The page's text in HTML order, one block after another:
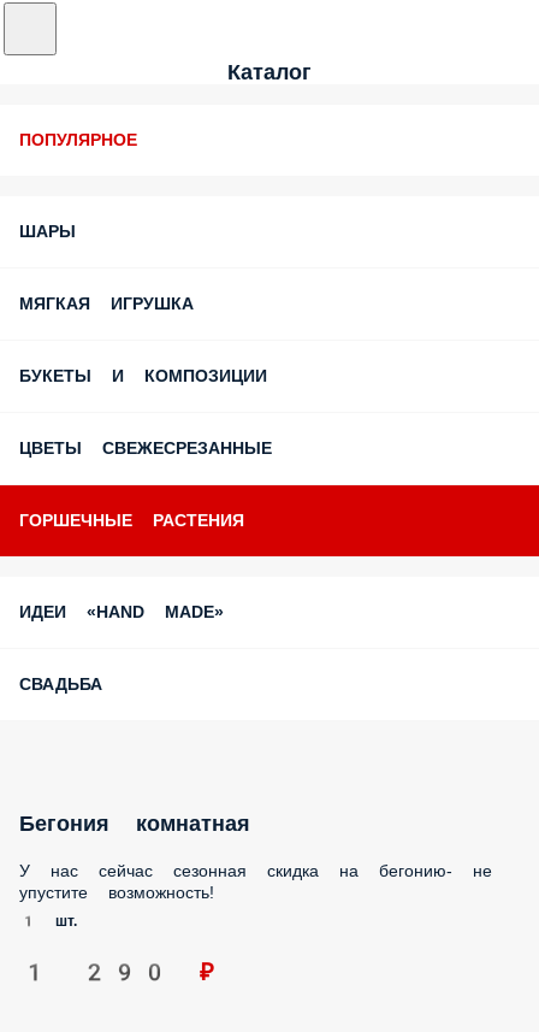
Каталог
ПОПУЛЯРНОЕ
ШАРЫ
МЯГКАЯ ИГРУШКА
БУКЕТЫ И КОМПОЗИЦИИ
ЦВЕТЫ СВЕЖЕСРЕЗАННЫЕ
ГОРШЕЧНЫЕ РАСТЕНИЯ
ИДЕИ «HAND MADE»
СВАДЬБА
Бегония комнатная
У нас сейчас сезонная скидка на бегонию- не упустите
возможность!
1 шт.
1 290 ₽